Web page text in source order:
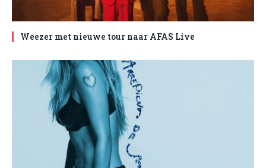
Weezer met nieuwe tour naar AFAS Live